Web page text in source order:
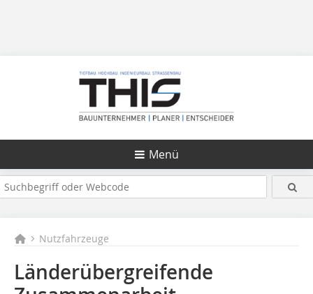
Menü
Nutzfahrzeuge
Länderübergreifende